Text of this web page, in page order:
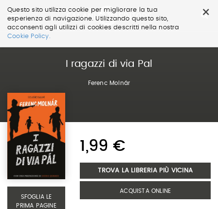
×
Questo sito utilizza cookie per migliorare la tua
esperienza di navigazione. Utilizzando questo sito,
acconsenti agli utilizzi di cookies descritti nella nostra
Cookie Policy.
Salta
I ragazzi di via Pal
Ferenc Molnár
SFOGLIA LE
PRIMA PAGINE
1,99 €
TROVA LA LIBRERIA PIÙ VICINA
ACQUISTA ONLINE